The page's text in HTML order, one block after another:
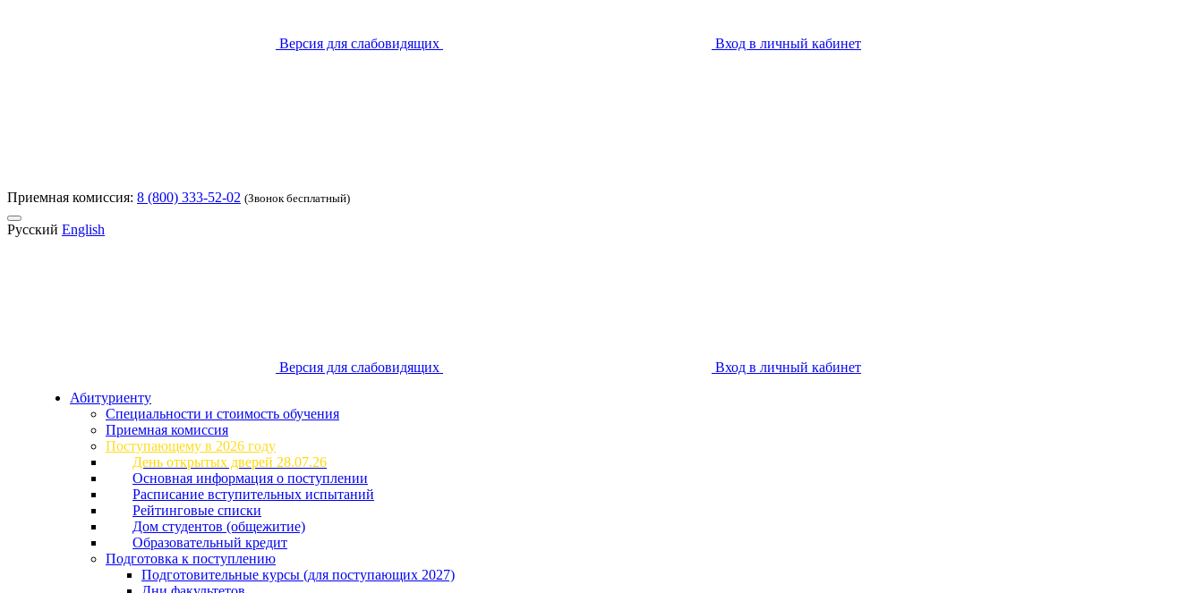
Версия для слабовидящих Вход в личный кабинет
Приемная комиссия: 8 (800) 333-52-02 (Звонок бесплатный)
Русский English
Версия для слабовидящих
Вход в личный кабинет
Абитуриенту
Специальности и стоимость обучения
Приемная комиссия
Поступающему в 2026 году
День открытых дверей 28.07.26
Основная информация о поступлении
Расписание вступительных испытаний
Рейтинговые списки
Дом студентов (общежитие)
Образовательный кредит
Подготовка к поступлению
Подготовительные курсы (для поступающих 2027)